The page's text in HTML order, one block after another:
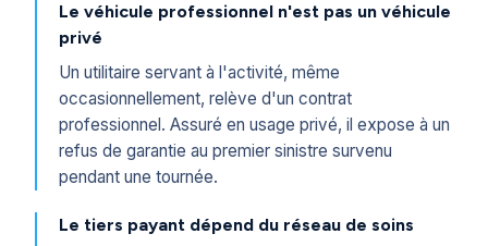
Le véhicule professionnel n'est pas un véhicule
privé
Un utilitaire servant à l'activité, même
occasionnellement, relève d'un contrat
professionnel. Assuré en usage privé, il expose à un
refus de garantie au premier sinistre survenu
pendant une tournée.
Le tiers payant dépend du réseau de soins